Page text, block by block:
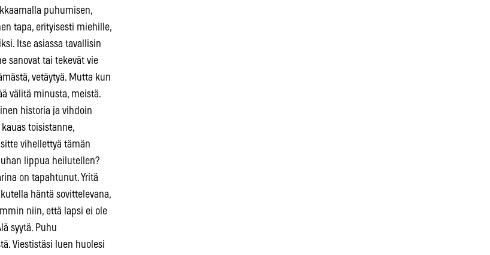
puhumisen,
tapa, erityisesti miehille,
Itse asiassa tavallisin
sanovat tai tekevät vie
vetäytyä. Mutta kun
välitä minusta, meistä.
historia ja vihdoin
toisistanne,
vihellettyä tämän
lippua heilutellen?
on tapahtunut. Yritä
häntä sovittelevana,
niin, että lapsi ei ole
syytä. Puhu
Viestistäsi luen huolesi